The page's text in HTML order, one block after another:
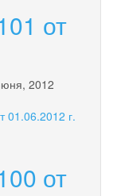
от
2012
01.06.2012 г.
от